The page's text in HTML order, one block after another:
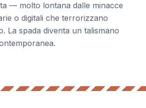
— molto lontana dalle minacce
o digitali che terrorizzano
La spada diventa un talismano